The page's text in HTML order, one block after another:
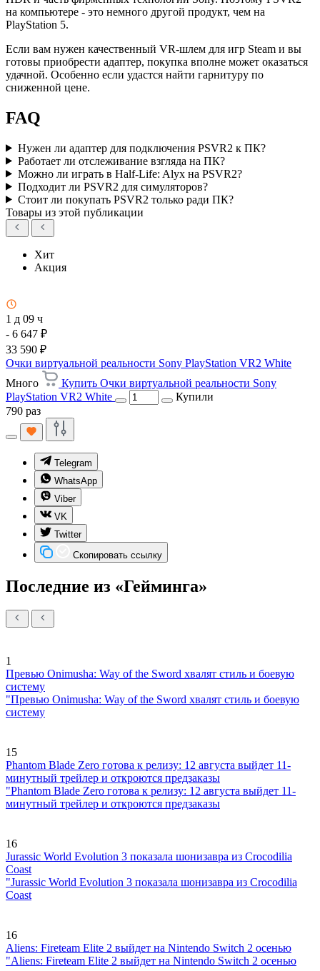
на компьютере - это немного другой продукт, чем на
PlayStation 5.
Если вам нужен качественный VR-шлем для игр Steam и вы
готовы приобрести адаптер, покупка вполне может оказаться
удачной. Особенно если удастся найти гарнитуру по
сниженной цене.
FAQ
Нужен ли адаптер для подключения PSVR2 к ПК?
Работает ли отслеживание взгляда на ПК?
Можно ли играть в Half-Life: Alyx на PSVR2?
Подходит ли PSVR2 для симуляторов?
Стоит ли покупать PSVR2 только ради ПК?
Товары из этой публикации
Хит
Акция
1 д 09 ч
- 6 647 ₽
33 590 ₽
Очки виртуальной реальности Sony PlayStation VR2 White
Много
Купить Очки виртуальной реальности Sony
PlayStation VR2 White
Купили
790 раз
Telegram
WhatsApp
Viber
VK
Twitter
Скопировать ссылку
Последние из «Гейминга»
1
Превью Onimusha: Way of the Sword хвалят стиль и боевую
систему
"Превью Onimusha: Way of the Sword хвалят стиль и боевую
систему
15
Phantom Blade Zero готова к релизу: 12 августа выйдет 11-
минутный трейлер и откроются предзаказы
"Phantom Blade Zero готова к релизу: 12 августа выйдет 11-
минутный трейлер и откроются предзаказы
16
Jurassic World Evolution 3 показала шонизавра из Crocodilia
Coast
"Jurassic World Evolution 3 показала шонизавра из Crocodilia
Coast
16
Aliens: Fireteam Elite 2 выйдет на Nintendo Switch 2 осенью
"Aliens: Fireteam Elite 2 выйдет на Nintendo Switch 2 осенью